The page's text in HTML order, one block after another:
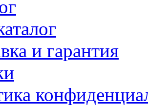
и гарантия